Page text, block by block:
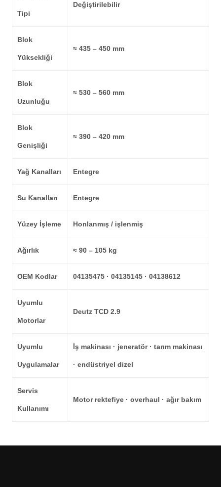
Tipi
Değiştirilebilir
Blok
Yüksekliği
≈ 435 – 450 mm
Blok
Uzunluğu
≈ 530 – 560 mm
Blok
Genişliği
≈ 390 – 420 mm
Yağ Kanalları Entegre
Su Kanalları Entegre
Yüzey İşleme Honlanmış / işlenmiş
Ağırlık ≈ 90 – 105 kg
OEM Kodlar 04135475 · 04135145 · 04138612
Uyumlu
Motorlar
Deutz TCD 2.9
Uyumlu
Uygulamalar
İş makinası · jeneratör · tarım makinası
· endüstriyel dizel
Servis
Kullanımı
Motor rektefiye · overhaul · ağır bakım